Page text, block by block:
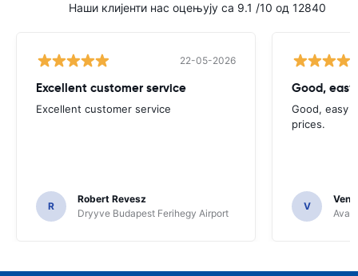
Наши клијенти нас оцењују са 9.1 /10 од 12840
22-05-2026
Excellent customer service
Excellent customer service
R
Robert Revesz
Dryyve Budapest Ferihegy Airport
Good,
Good, easy
prices.
V